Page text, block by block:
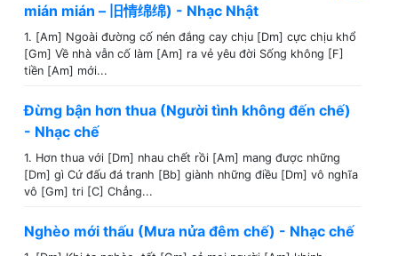
mián mián – 旧情绵绵) - Nhạc Nhật
1. [Am] Ngoài đường cố nén đắng cay chịu [Dm] cực chịu khổ
[Gm] Về nhà vẫn cố làm [Am] ra vẻ yêu đời Sống không [F]
tiền [Am] mới...
Đừng bận hơn thua (Người tình không đến chế)
- Nhạc chế
1. Hơn thua với [Dm] nhau chết rồi [Am] mang được những
[Dm] gì Cứ đấu đá tranh [Bb] giành những điều [Dm] vô nghĩa
vô [Gm] tri [C] Chẳng...
Nghèo mới thấu (Mưa nửa đêm chế) - Nhạc chế